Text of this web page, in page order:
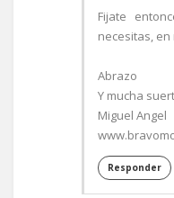
Fijate
necesitas,
Abrazo
Y mucha
Miguel Angel
Responder